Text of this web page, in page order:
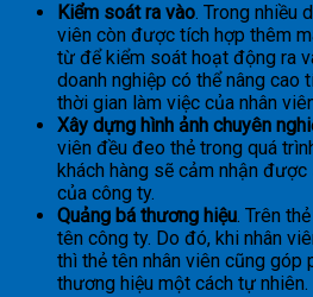
Kiểm soát ra vào. Trong nhiều
viên còn được tích hợp thêm
từ để kiểm soát hoạt động ra
doanh nghiệp có thể nâng cao
thời gian làm việc của nhân
Xây dựng hình ảnh chuyên
viên đều đeo thẻ trong quá
khách hàng sẽ cảm nhận
của công ty.
Quảng bá thương hiệu. Trên
tên công ty. Do đó, khi nhân
thì thẻ tên nhân viên cũng góp
thương hiệu một cách tự nhiên.